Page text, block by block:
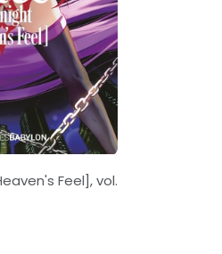
Feel], vol.